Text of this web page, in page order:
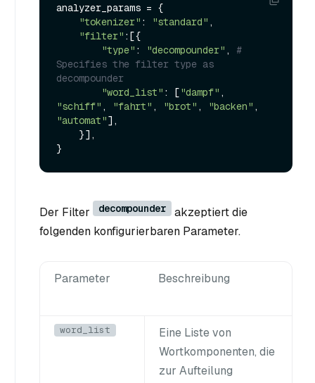
analyzer_params = {
"tokenizer" : "standard" ,
"filter" :[{
"type" : "decompounder" , #
Specifies the filter type as
decompounder
"word_list" : ["dampf"
"schiff" , "fahrt" , "brot" , "backen"
"automat"],
Der Filter decompounder
akzeptiert die
folgenden konfigurierbaren Parameter.
Parameter Beschreibung
word_list
Eine Liste von
Wortkomponenten, die
zur Aufteilung